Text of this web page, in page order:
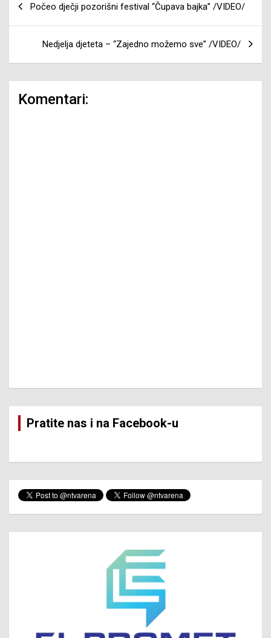
Počeo dječji pozorišni festival “Čupava bajka” /VIDEO/
Nedjelja djeteta – “Zajedno možemo sve” /VIDEO/
Komentari:
Pratite nas i na Facebook-u